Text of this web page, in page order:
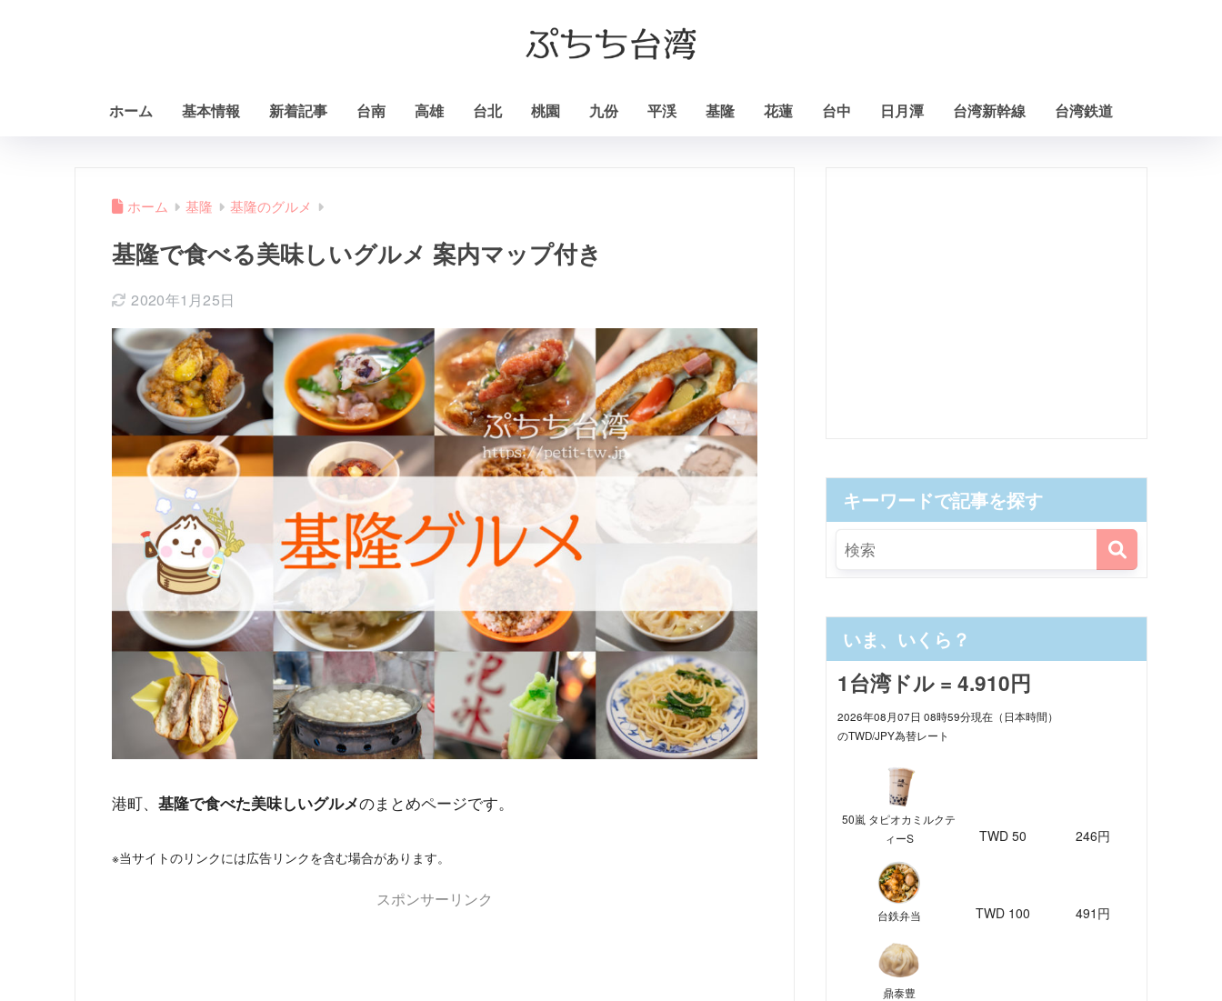
ホーム 基本情報 新着記事 台南 高雄 台北 桃園 九份 平渓 基隆 花蓮 台中 日月潭 台湾新幹線 台湾鉄道
ホーム 基隆 基隆のグルメ
基隆で食べる美味しいグルメ 案内マップ付き
2020年1月25日
港町、 基隆で食べた美味しいグルメのまとめページです。
※当サイトのリンクには広告リンクを含む場合があります。
スポンサーリンク
キーワードで記事を探す
いま、いくら？
1台湾ドル = 4.910円
2026年08月07日 08時59分現在（日本時間）
のTWD/JPY為替レート
50嵐 タピオカミルクテ
ィーS
TWD 50 246円
台鉄弁当 TWD 100 491円
鼎泰豊